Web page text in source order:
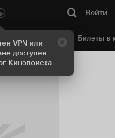
VPN или
доступен
Кинопоиска
Войти
кинотеатр Билеты в